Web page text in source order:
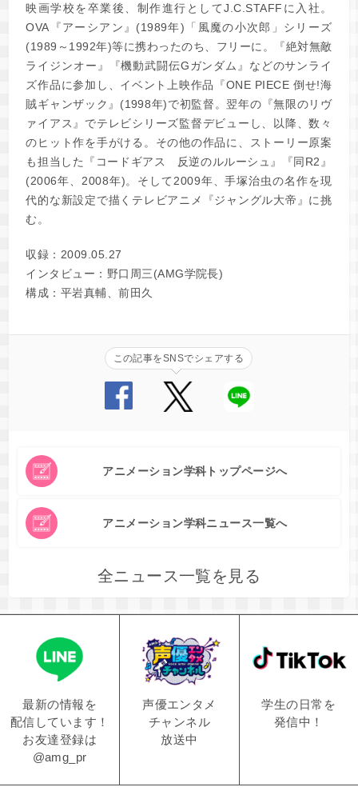
映画学校を卒業後、制作進行としてJ.C.STAFFに入社。
OVA『アーシアン』(1989年)「風魔の小次郎」シリーズ
(1989～1992年)等に携わったのち、フリーに。『絶対無敵
ライジンオー』『機動武闘伝Gガンダム』などのサンライ
ズ作品に参加し、イベント上映作品『ONE PIECE 倒せ!海
賊ギャンザック』(1998年)で初監督。翌年の『無限のリヴ
ァイアス』でテレビシリーズ監督デビューし、以降、数々
のヒット作を手がける。その他の作品に、ストーリー原案
も担当した『コードギアス 反逆のルルーシュ』『同R2』
(2006年、2008年)。そして2009年、手塚治虫の名作を現
代的な新設定で描くテレビアニメ『ジャングル大帝』に挑
む。
収録：2009.05.27
インタビュー：野口周三(AMG学院長)
構成：平岩真輔、前田久
この記事をSNSでシェアする
アニメーション学科トップページへ
アニメーション学科ニュース一覧へ
全ニュース一覧を見る
最新の情報を
配信しています！
お友達登録は
@amg_pr
声優エンタメ
チャンネル
放送中
学生の日常を
発信中！